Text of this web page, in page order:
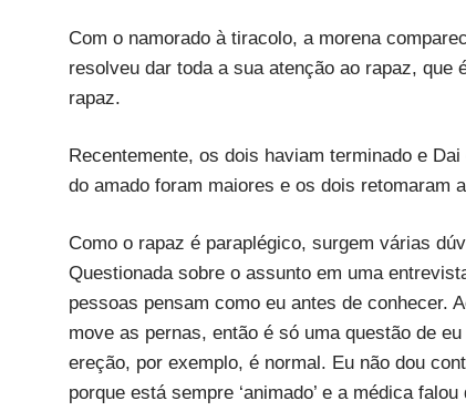
Com o namorado à tiracolo, a morena
resolveu dar toda a sua atenção ao rapaz,
rapaz.
Recentemente, os dois haviam terminado e
do amado foram maiores e os dois retomaram
Como o rapaz é paraplégico, surgem várias
Questionada sobre o assunto em uma
pessoas pensam como eu antes de conhecer.
move as pernas, então é só uma questão de
ereção, por exemplo, é normal. Eu não dou
porque está sempre ‘animado’ e a médica